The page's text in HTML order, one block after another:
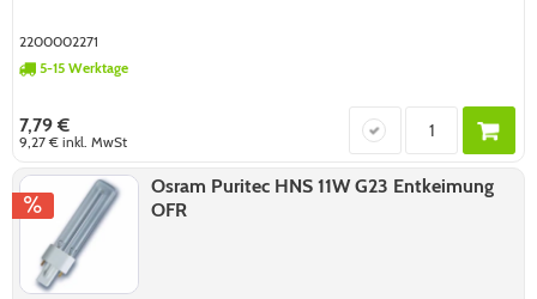
2200002271
5-15 Werktage
7,79 €
9,27 €inkl. MwSt
Osram Puritec HNS 11W G23 Entkeimung
OFR